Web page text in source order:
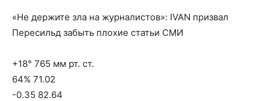
«Не держите зла на журналистов»: IVAN призвал
Пересильд забыть плохие статьи СМИ
+18° 765 мм рт. ст.
64% 71.02
-0.35 82.64